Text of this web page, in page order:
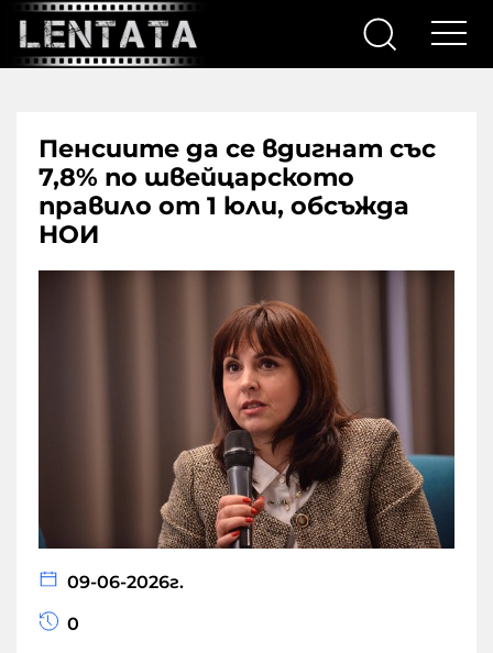
Пенсиите да се вдигнат със
7,8% по швейцарското
правило от 1 юли, обсъжда
НОИ
09-06-2026г.
0